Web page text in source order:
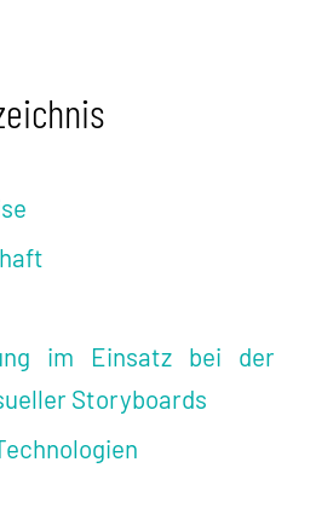
im Einsatz bei der
Storyboards